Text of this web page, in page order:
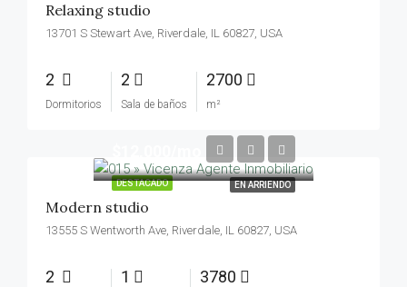
Relaxing studio
13701 S Stewart Ave, Riverdale, IL 60827, USA
2
Dormitorios
2
Sala de baños
2700
m²
DESTACADO EN ARRIENDO
Modern studio
13555 S Wentworth Ave, Riverdale, IL 60827, USA
2 1 3780